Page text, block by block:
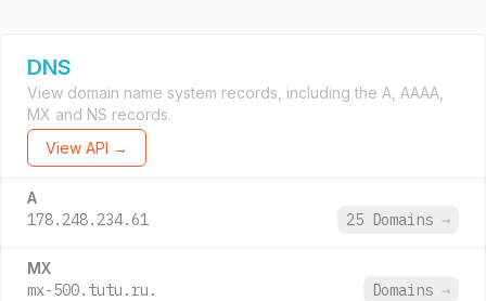
DNS
View domain name system records, including the A, AAAA,
MX and NS records.
View API →
A
178.248.234.61 25 Domains →
MX
mx-500.tutu.ru. Domains →